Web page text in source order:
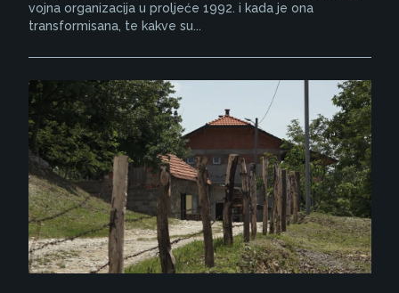
vojna organizacija u proljeće 1992. i kada je ona
transformisana, te kakve su...